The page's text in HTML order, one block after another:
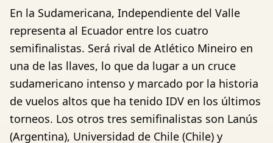
En la Sudamericana, Independiente del Valle
representa al Ecuador entre los cuatro
semifinalistas. Será rival de Atlético Mineiro en
una de las llaves, lo que da lugar a un cruce
sudamericano intenso y marcado por la historia
de vuelos altos que ha tenido IDV en los últimos
torneos. Los otros tres semifinalistas son Lanús
(Argentina), Universidad de Chile (Chile) y